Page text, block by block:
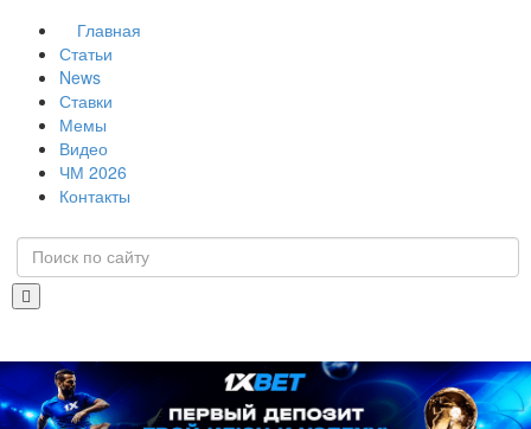
Главная
Статьи
News
Ставки
Мемы
Видео
ЧМ 2026
Контакты